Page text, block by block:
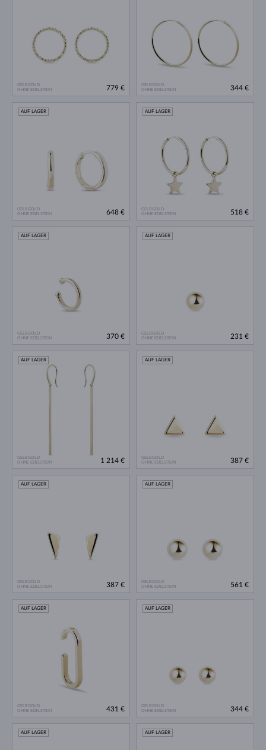
GELBGOLD
OHNE EDELSTEIN
779 €
GELBGOLD
OHNE EDELSTEIN
344 €
GELBGOLD
OHNE EDELSTEIN
AUF LAGER
648 €
GELBGOLD
OHNE EDELSTEIN
AUF LAGER
518 €
GELBGOLD
OHNE EDELSTEIN
AUF LAGER
370 €
GELBGOLD
OHNE EDELSTEIN
AUF LAGER
231 €
GELBGOLD
OHNE EDELSTEIN
AUF LAGER
1 214 €
GELBGOLD
OHNE EDELSTEIN
AUF LAGER
387 €
GELBGOLD
OHNE EDELSTEIN
AUF LAGER
387 €
GELBGOLD
OHNE EDELSTEIN
AUF LAGER
561 €
GELBGOLD
OHNE EDELSTEIN
AUF LAGER
431 €
GELBGOLD
OHNE EDELSTEIN
AUF LAGER
344 €
AUF LAGER AUF LAGER